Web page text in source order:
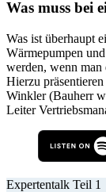
Was muss bei
Was ist überhaupt
Wärmepumpen
werden, wenn
Hierzu
Winkler (Bauherr
Leiter
Expertentalk Teil 1